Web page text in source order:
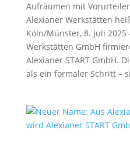
Aufräumen mit
Alexianer Werkstätten
Köln/Münster, 8. Juli 2025
Werkstätten GmbH
Alexianer START GmbH.
als ein formaler Schritt –